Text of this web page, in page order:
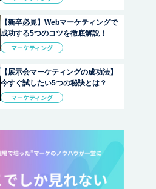
【新卒必見】Webマーケティングで
成功する5つのコツを徹底解説！
マーケティング
【展示会マーケティングの成功法】
今すぐ試したい5つの秘訣とは？
マーケティング